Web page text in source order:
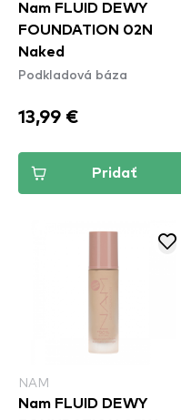
Nam FLUID DEWY
FOUNDATION 02N
Naked
Podkladová báza
13,99 €
Pridať
NAM
Nam FLUID DEWY